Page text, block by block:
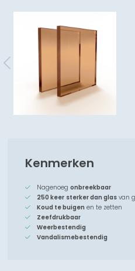
Kenmerken
Nagenoegonbreekbaar
250 keer sterker dan glas van
Koud te buigen en te zetten
Zeefdrukbaar
Weerbestendig
Vandalismebestendig